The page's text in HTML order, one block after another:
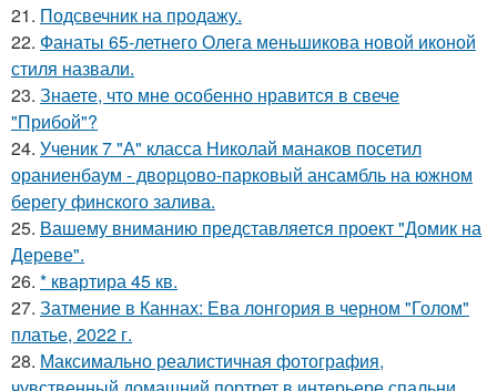
21. Подсвечник на продажу.
22. Фанаты 65-летнего Олега меньшикова новой иконой
стиля назвали.
23. Знаете, что мне особенно нравится в свече
"Прибой"?
24. Ученик 7 "А" класса Николай манаков посетил
ораниенбаум - дворцово-парковый ансамбль на южном
берегу финского залива.
25. Вашему вниманию представляется проект "Домик на
Дереве".
26. * квартира 45 кв.
27. Затмение в Каннах: Ева лонгория в черном "Голом"
платье, 2022 г.
28. Максимально реалистичная фотография,